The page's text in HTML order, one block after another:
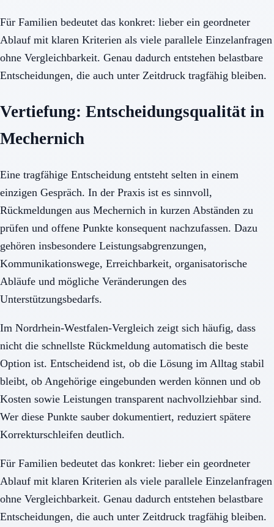
Für Familien bedeutet das konkret: lieber ein geordneter
Ablauf mit klaren Kriterien als viele parallele Einzelanfragen
ohne Vergleichbarkeit. Genau dadurch entstehen belastbare
Entscheidungen, die auch unter Zeitdruck tragfähig bleiben.
Vertiefung: Entscheidungsqualität in
Mechernich
Eine tragfähige Entscheidung entsteht selten in einem
einzigen Gespräch. In der Praxis ist es sinnvoll,
Rückmeldungen aus Mechernich in kurzen Abständen zu
prüfen und offene Punkte konsequent nachzufassen. Dazu
gehören insbesondere Leistungsabgrenzungen,
Kommunikationswege, Erreichbarkeit, organisatorische
Abläufe und mögliche Veränderungen des
Unterstützungsbedarfs.
Im Nordrhein-Westfalen-Vergleich zeigt sich häufig, dass
nicht die schnellste Rückmeldung automatisch die beste
Option ist. Entscheidend ist, ob die Lösung im Alltag stabil
bleibt, ob Angehörige eingebunden werden können und ob
Kosten sowie Leistungen transparent nachvollziehbar sind.
Wer diese Punkte sauber dokumentiert, reduziert spätere
Korrekturschleifen deutlich.
Für Familien bedeutet das konkret: lieber ein geordneter
Ablauf mit klaren Kriterien als viele parallele Einzelanfragen
ohne Vergleichbarkeit. Genau dadurch entstehen belastbare
Entscheidungen, die auch unter Zeitdruck tragfähig bleiben.